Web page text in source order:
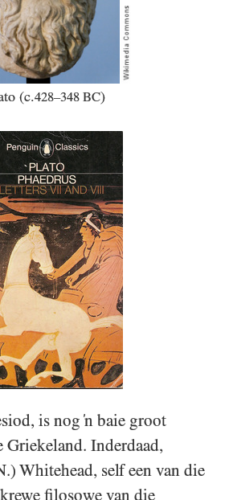
(c.428–348 BC)
is nog ‘n baie groot
Griekeland. Inderdaad,
Whitehead, self een van die
filosowe van die